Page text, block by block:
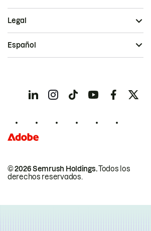
© 2026 Semrush Holdings.Todos los
derechos reservados.
Legal
Español